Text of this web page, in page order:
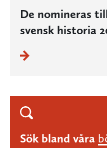
De nomineras
svensk historia
Sök bland våra